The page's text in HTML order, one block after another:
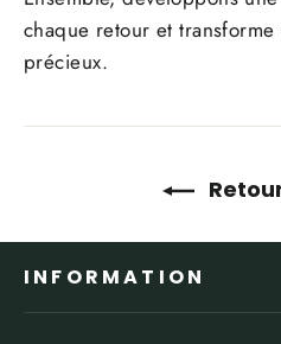
chaque retour et transforme
précieux.
INFORMATION